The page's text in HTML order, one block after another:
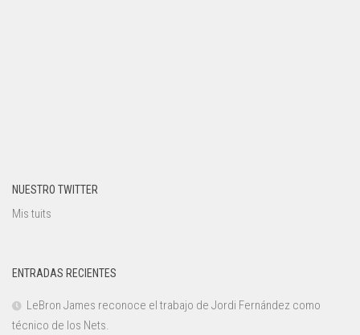
NUESTRO TWITTER
Mis tuits
ENTRADAS RECIENTES
LeBron James reconoce el trabajo de Jordi Fernández como
técnico de los Nets.